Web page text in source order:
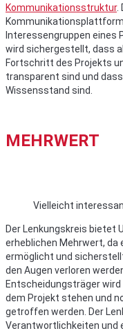
Kommunikationsstruktur.
Interessengruppen eines
wird sichergestellt, dass
Fortschritt des Projekts
transparent sind und
Wissensstand sind.
MEHRWERT
Vielleicht
Der Lenkungskreis bietet
erheblichen Mehrwert,
ermöglicht und
den Augen verloren
Entscheidungsträger
dem Projekt stehen und
getroffen werden. Der
Verantwortlichkeiten und